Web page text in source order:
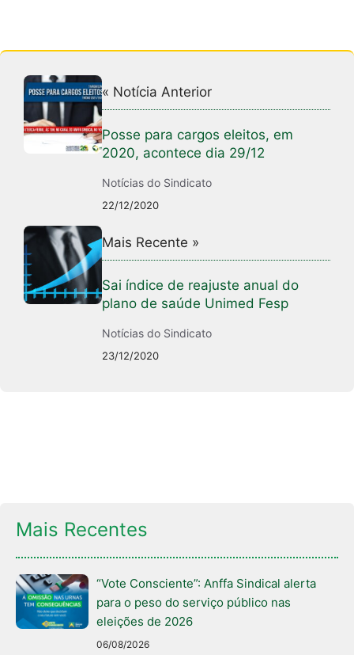
« Notícia Anterior
Posse para cargos eleitos, em
2020, acontece dia 29/12
Notícias do Sindicato
22/12/2020
Mais Recente »
Sai índice de reajuste anual do
plano de saúde Unimed Fesp
Notícias do Sindicato
23/12/2020
Mais Recentes
“Vote Consciente”: Anffa Sindical alerta
para o peso do serviço público nas
eleições de 2026
06/08/2026